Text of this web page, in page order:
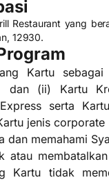
Restaurant yang
12930.
Kartu
dan (ii) Kartu
serta
jenis corporate
dan memahami
atau
Kartu tidak